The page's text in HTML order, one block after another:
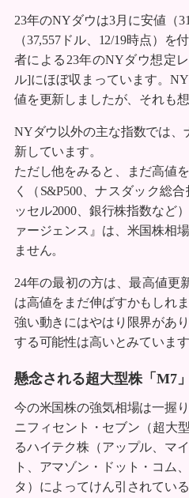
23年のNYダウは3月に安値（
（37,557ドル、12/19時点）
者による23年のNYダウ想定
ル]にほぼ収まっています。
値を更新しましたが、それも
NYダウ以外の主な指数では、
新しています。
ただし他をみると、まだ高値
く（S&P500、ナスダック総
ッセル2000、銀行株指数など
ァージェンス』は、米国株相
ません。
24年の最初の方は、最高値更
は高値をまだ伸ばすかもしれ
強い動きにはやはり限界があ
する可能性は高いとみています
懸念される超大型株「M7
今の米国株の強気相場は一握
ニフィセント・セブン（超大
るハイテク株（アップル、マ
ト、アマゾン・ドット・コム
タ）によってけん引されてい